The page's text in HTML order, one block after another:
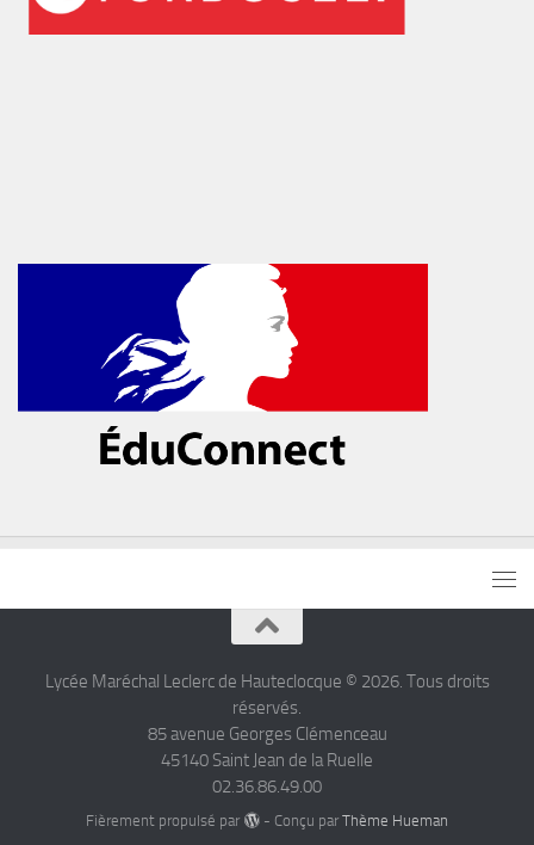
Lycée Maréchal Leclerc de Hauteclocque © 2026. Tous droits
réservés.
85 avenue Georges Clémenceau
45140 Saint Jean de la Ruelle
02.36.86.49.00
Fièrement propulsé par - Conçu par Thème Hueman